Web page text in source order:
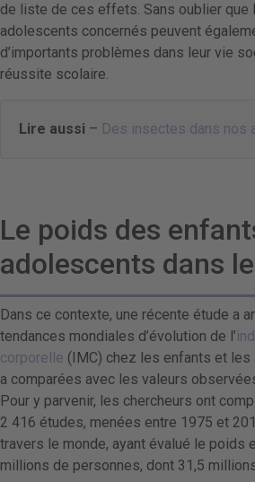
de liste de ces effets. Sans oublier que
adolescents concernés peuvent
d’importants problèmes dans leur vie
réussite scolaire.
Lire aussi – Des insectes dans nos
Le poids des
adolescents dans
Dans ce contexte, une récente étude a
tendances mondiales d’évolution de l’
corporelle (IMC) chez les enfants et
a comparées avec les valeurs
Pour y parvenir, les chercheurs ont
2 416 études, menées entre 1975 et
travers le monde, ayant évalué le poids
millions de personnes, dont 31,5